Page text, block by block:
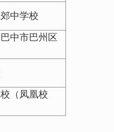
中学校
中市巴州区
（凤凰校